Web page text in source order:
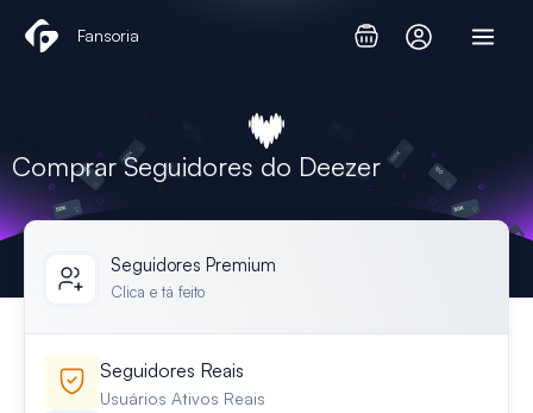
Fansoria
Comprar Seguidores do Deezer
Seguidores Premium
Clica e tá feito
Seguidores Reais
Usuários Ativos Reais